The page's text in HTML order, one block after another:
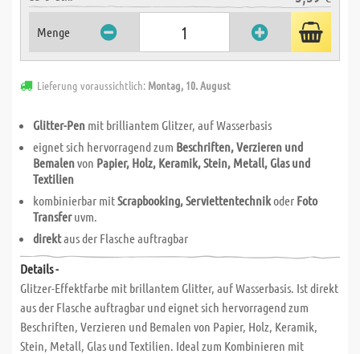
Menge
Lieferung voraussichtlich: Montag, 10. August
Glitter-Pen mit brilliantem Glitzer, auf Wasserbasis
eignet sich hervorragend zum Beschriften, Verzieren und
Bemalenvon Papier, Holz, Keramik, Stein, Metall, Glas und
Textilien
kombinierbar mitScrapbooking, Serviettentechnikoder Foto
Transferuvm.
direktaus der Flasche auftragbar
Details -
Glitzer-Effektfarbe mit brillantem Glitter, auf Wasserbasis. Ist direkt
aus der Flasche auftragbar und eignet sich hervorragend zum
Beschriften, Verzieren und Bemalen von Papier, Holz, Keramik,
Stein, Metall, Glas und Textilien. Ideal zum Kombinieren mit